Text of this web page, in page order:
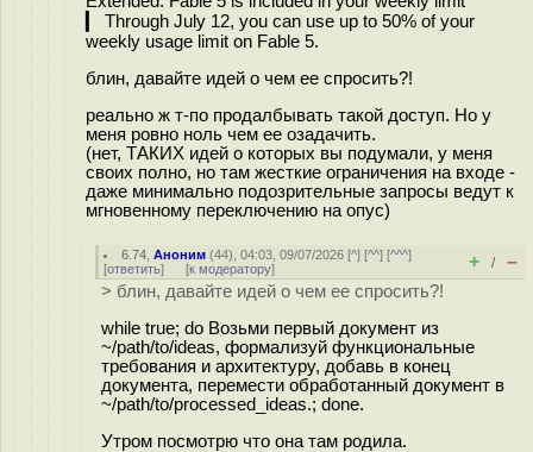
▎ Through July 12, you can use up to 50% of your
weekly usage limit on Fable 5.
блин, давайте идей о чем ее спросить?!
реально ж т-по продалбывать такой доступ. Но у
меня ровно ноль чем ее озадачить.
(нет, ТАКИХ идей о которых вы подумали, у меня
своих полно, но там жесткие ограничения на входе -
даже минимально подозрительные запросы ведут к
мгновенному переключению на опус)
6.74 ,Аноним (44), 04:03, 09/07/2026 [^] [^^] [^^^]
[ответить] [к модератору] + / –
> блин, давайте идей о чем ее спросить?!
while true; do Возьми первый документ из
~/path/to/ideas, формализуй функциональные
требования и архитектуру, добавь в конец
документа, перемести обработанный документ в
~/path/to/processed_ideas.; done.
Утром посмотрю что она там родила.